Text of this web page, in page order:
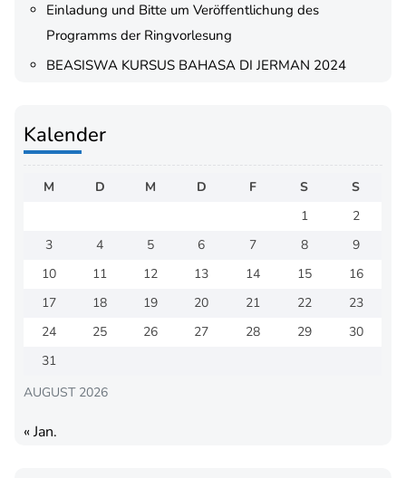
Einladung und Bitte um Veröffentlichung des
Programms der Ringvorlesung
BEASISWA KURSUS BAHASA DI JERMAN 2024
Kalender
AUGUST 2026
M D M D F S
S
1
2
3
4 5 6 7 8
9
10
11 12 13 14 15
16
17
18 19 20 21 22
23
24
25 26 27 28 29
30
31
« Jan.